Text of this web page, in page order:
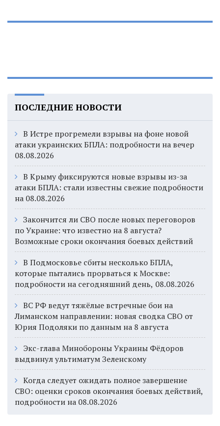
ПОСЛЕДНИЕ НОВОСТИ
В Истре прогремели взрывы на фоне новой
атаки украинских БПЛА: подробности на вечер
08.08.2026
В Крыму фиксируются новые взрывы из-за
атаки БПЛА: стали известны свежие подробности
на 08.08.2026
Закончится ли СВО после новых переговоров
по Украине: что известно на 8 августа?
Возможные сроки окончания боевых действий
В Подмосковье сбиты несколько БПЛА,
которые пытались прорваться к Москве:
подробности на сегодняшний день, 08.08.2026
ВС РФ ведут тяжёлые встречные бои на
Лиманском направлении: новая сводка СВО от
Юрия Подоляки по данным на 8 августа
Экс-глава Минобороны Украины Фёдоров
выдвинул ультиматум Зеленскому
Когда следует ожидать полное завершение
СВО: оценки сроков окончания боевых действий,
подробности на 08.08.2026